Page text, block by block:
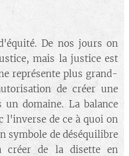
De nos jours on
mais la justice est
représente plus grand-
de créer une
un domaine. La balance
l'inverse de ce à quoi on
symbole de déséquilibre
créer de la disette en